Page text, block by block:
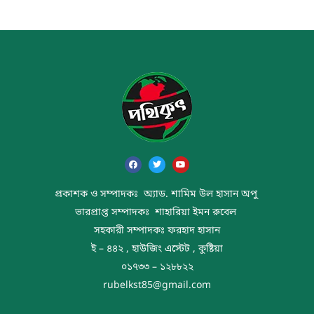
প্রকাশক ও সম্পাদকঃ অ্যাড. শামিম উল হাসান অপু
ভারপ্রাপ্ত সম্পাদকঃ শাহারিয়া ইমন রুবেল
সহকারী সম্পাদকঃ ফরহাদ হাসান
ই – ৪৪২ , হাউজিং এস্টেট , কুষ্টিয়া
০১৭৩৩ – ১২৮৮২২
rubelkst85@gmail.com